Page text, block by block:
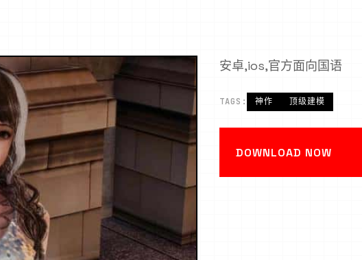
安卓,ios,官方面向国语
TAGS: 神作 顶级建模
DOWNLOAD NOW